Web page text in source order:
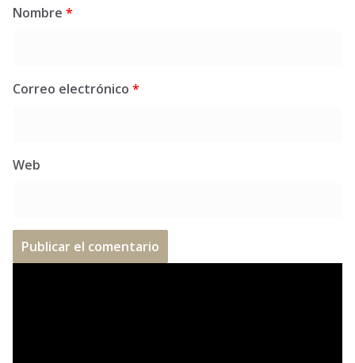
Nombre *
Correo electrónico *
Web